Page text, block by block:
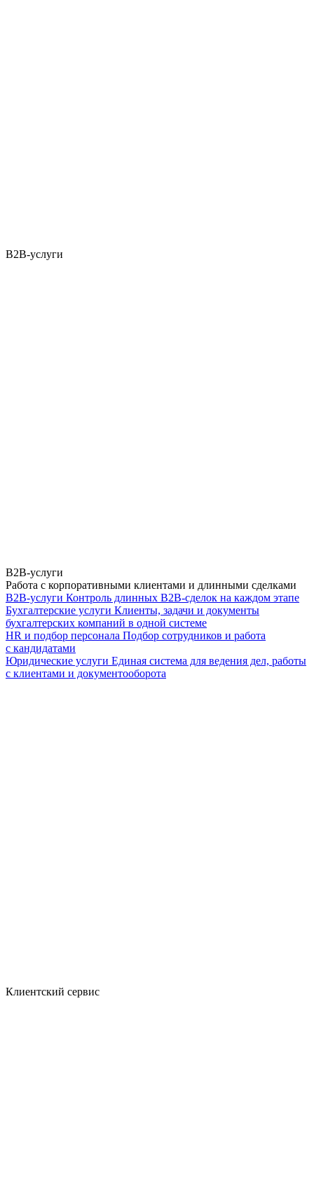
B2B-услуги
B2B-услуги
Работа с корпоративными клиентами и длинными сделками
B2B-услуги Контроль длинных B2B-сделок на каждом этапе
Бухгалтерские услуги Клиенты, задачи и документы
бухгалтерских компаний в одной системе
HR и подбор персонала Подбор сотрудников и работа
с кандидатами
Юридические услуги Единая система для ведения дел, работы
с клиентами и документооборота
Клиентский сервис